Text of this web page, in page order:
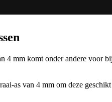
4 mm komt onder andere
as van 4 mm om deze